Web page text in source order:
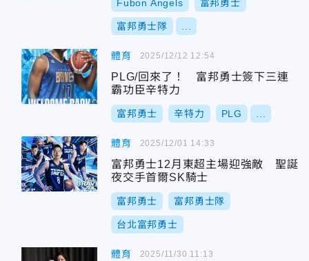
Fubon Angels 富邦勇士
富邦勇士隊
體育
PLG/回來了！ 富邦勇士簽下三連
霸功臣辛特力
富邦勇士 辛特力 PLG
2025/12/12 12:54
體育
富邦勇士12月東超主場迎強敵 聖誕
夜交手首爾SK騎士
富邦勇士 富邦勇士隊
台北富邦勇士
2025/12/01 14:33
體育 2025/11/30 11:13